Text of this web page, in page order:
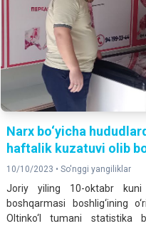
Narx bo‘yicha
haftalik kuzatuvi olib
10/10/2023 •So'nggi yangiliklar
Joriy yiling 10-oktabr
boshqarmasi boshlig‘ining
Oltinko‘l tumani statistika